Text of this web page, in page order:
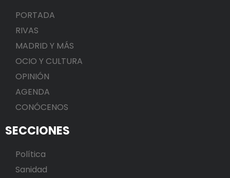
PORTADA
RIVAS
MADRID Y MÁS
OCIO Y CULTURA
OPINIÓN
AGENDA
CONÓCENOS
SECCIONES
Política
Sanidad